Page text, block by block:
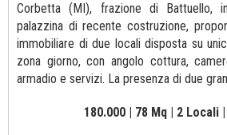
Corbetta (MI), frazione di Battuello,
palazzina di recente costruzione,
immobiliare di due locali disposta su
zona giorno, con angolo cottura,
armadio e servizi. La presenza di due
180.000 | 78 Mq | 2 Locali